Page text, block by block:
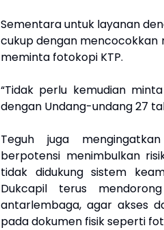
Sementara untuk layanan
cukup dengan
meminta fotokopi KTP.
“Tidak perlu kemudian
dengan Undang-undang 27
Teguh juga
berpotensi menimbulkan
tidak didukung sistem
Dukcapil terus
antarlembaga, agar akses
pada dokumen fisik seperti